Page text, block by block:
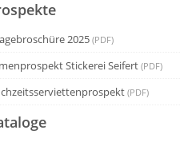
2025(PDF)
Stickerei Seifert(PDF)
(PDF)